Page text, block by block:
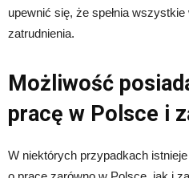
upewnić się, że spełnia
zatrudnienia.
Możliwość
pracę w Polsce i
W niektórych przypadkach